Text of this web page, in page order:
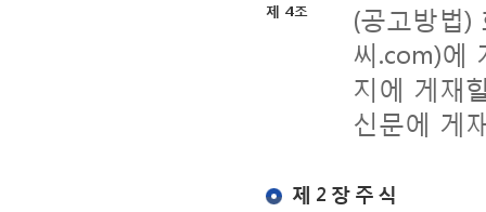
제 4조
(공고방법
씨.com)에
지에 게재
신문에 게
제 2 장 주 식